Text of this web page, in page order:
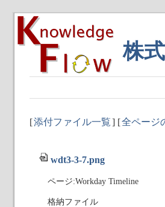
株
[添付ファイル一覧] [全ページ
wdt3-3-7.png
ページ:Workday Timeline
格納ファイル